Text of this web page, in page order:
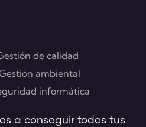
a conseguir todos tus